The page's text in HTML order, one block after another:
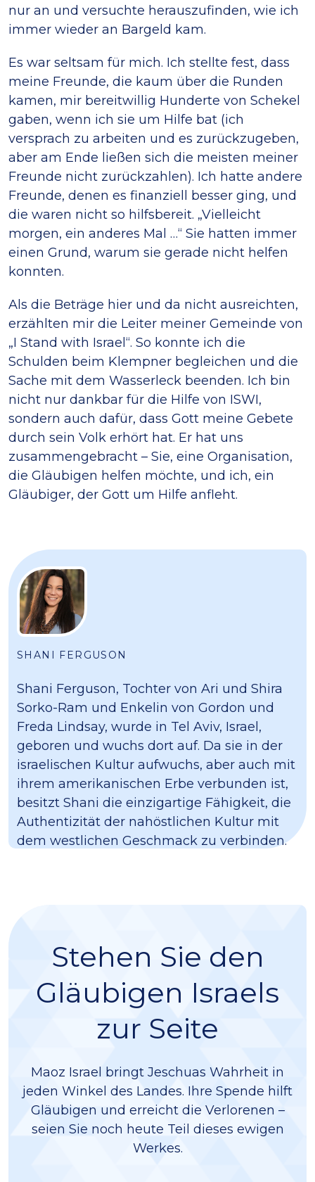
nur an und versuchte herauszufinden, wie ich
immer wieder an Bargeld kam.
Es war seltsam für mich. Ich stellte fest, dass
meine Freunde, die kaum über die Runden
kamen, mir bereitwillig Hunderte von Schekel
gaben, wenn ich sie um Hilfe bat (ich
versprach zu arbeiten und es zurückzugeben,
aber am Ende ließen sich die meisten meiner
Freunde nicht zurückzahlen). Ich hatte andere
Freunde, denen es finanziell besser ging, und
die waren nicht so hilfsbereit. „Vielleicht
morgen, ein anderes Mal …“ Sie hatten immer
einen Grund, warum sie gerade nicht helfen
konnten.
Als die Beträge hier und da nicht ausreichten,
erzählten mir die Leiter meiner Gemeinde von
„I Stand with Israel“. So konnte ich die
Schulden beim Klempner begleichen und die
Sache mit dem Wasserleck beenden. Ich bin
nicht nur dankbar für die Hilfe von ISWI,
sondern auch dafür, dass Gott meine Gebete
durch sein Volk erhört hat. Er hat uns
zusammengebracht – Sie, eine Organisation,
die Gläubigen helfen möchte, und ich, ein
Gläubiger, der Gott um Hilfe anfleht.
SHANI FERGUSON
Shani Ferguson, Tochter von Ari und Shira
Sorko-Ram und Enkelin von Gordon und
Freda Lindsay, wurde in Tel Aviv, Israel,
geboren und wuchs dort auf. Da sie in der
israelischen Kultur aufwuchs, aber auch mit
ihrem amerikanischen Erbe verbunden ist,
besitzt Shani die einzigartige Fähigkeit, die
Authentizität der nahöstlichen Kultur mit
dem westlichen Geschmack zu verbinden.
Stehen Sie den
Gläubigen Israels
zur Seite
Maoz Israel bringt Jeschuas Wahrheit in
jeden Winkel des Landes. Ihre Spende hilft
Gläubigen und erreicht die Verlorenen –
seien Sie noch heute Teil dieses ewigen
Werkes.